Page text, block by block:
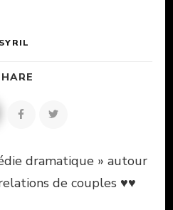
SYRIL
dramatique » autour
de couples ♥♥